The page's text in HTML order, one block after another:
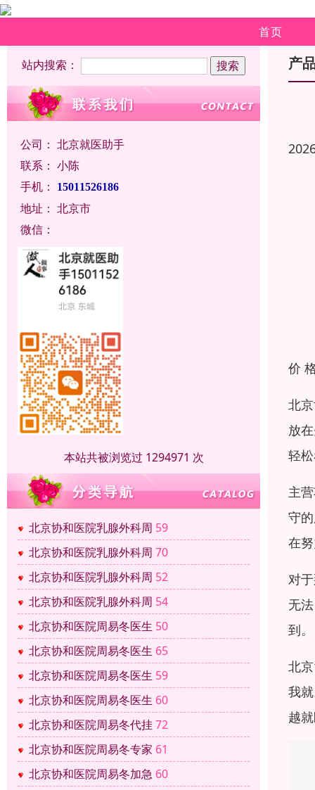
首页
站内搜索：
公司： 北京就医助手
联系： 小陈
手机：
15011526186
地址： 北京市
微信：
本站共被浏览过 1294971 次
北京协和医院乳腺外科周 59
北京协和医院乳腺外科周 70
北京协和医院乳腺外科周 52
北京协和医院乳腺外科周 54
北京协和医院周易冬医生 50
北京协和医院周易冬医生 65
北京协和医院周易冬医生 59
北京协和医院周易冬医生 60
北京协和医院周易冬代挂72
北京协和医院周易冬专家 61
北京协和医院周易冬加急 60
产
价
北
放
轻
主
守
在
对
无
到。
北
我
越